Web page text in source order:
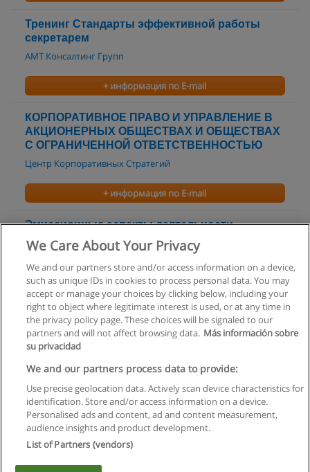
Тренинг Стандарты эффективной работы
секретарем
АМТ Консалтинг Групп
+ информация по E-mail
КОРПОРАТИВНОЕ ПРАВО И УПРАВЛЕНИЕ В
АКЦИОНЕРНЫХ ОБЩЕСТВАХ И ОБЩЕСТВАХ
С ОГРАНИЧЕННОЙ ОТВЕТСТВЕННОСТЬЮ
Центр Корпоративных Стратегий
+ информация по E-mail
Эмиссионные аспекты деятельности
акционерных обществ
+ информация по E-mail
Правила пользования
Конфиденциальность информации
Напишите Educaedu
Copyright © Educaedu Business S.L. - CIF : B-95610580: -
We Care About Your Privacy
We and our partners store and/or access information on a device,
such as unique IDs in cookies to process personal data. You may
accept or manage your choices by clicking below, including your
right to object where legitimate interest is used, or at any time in
the privacy policy page. These choices will be signaled to our
partners and will not affect browsing data. Más información sobre
su privacidad
We and our partners process data to provide:
Use precise geolocation data. Actively scan device characteristics for
identification. Store and/or access information on a device.
Personalised ads and content, ad and content measurement,
audience insights and product development.
List of Partners (vendors)